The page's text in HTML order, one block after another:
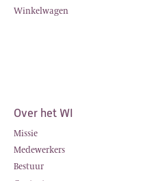
Winkelwagen
Over het WI
Missie
Medewerkers
Bestuur